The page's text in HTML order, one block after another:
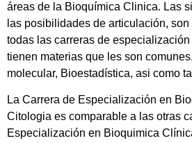
áreas de la Bioquímica Clinica. Las
las posibilidades de articulación,
todas las carreras de
tienen materias que les son
molecular, Bioestadística, asi como
La Carrera de Especialización en
Citologia es comparable a las otras
Especialización en Bioquimica